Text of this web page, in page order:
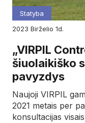
Statyba
2023
birželio 1d.
„VIRPIL
šiuolaikiško
pavyzdys
Naujoji VIRPIL
2021 metais per
konsultacijas